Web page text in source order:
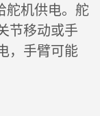
舵机供电。舵
节移动或手
，手臂可能